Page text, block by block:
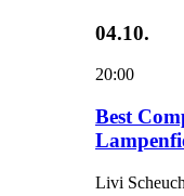
04.10.
20:00
Best
Livi